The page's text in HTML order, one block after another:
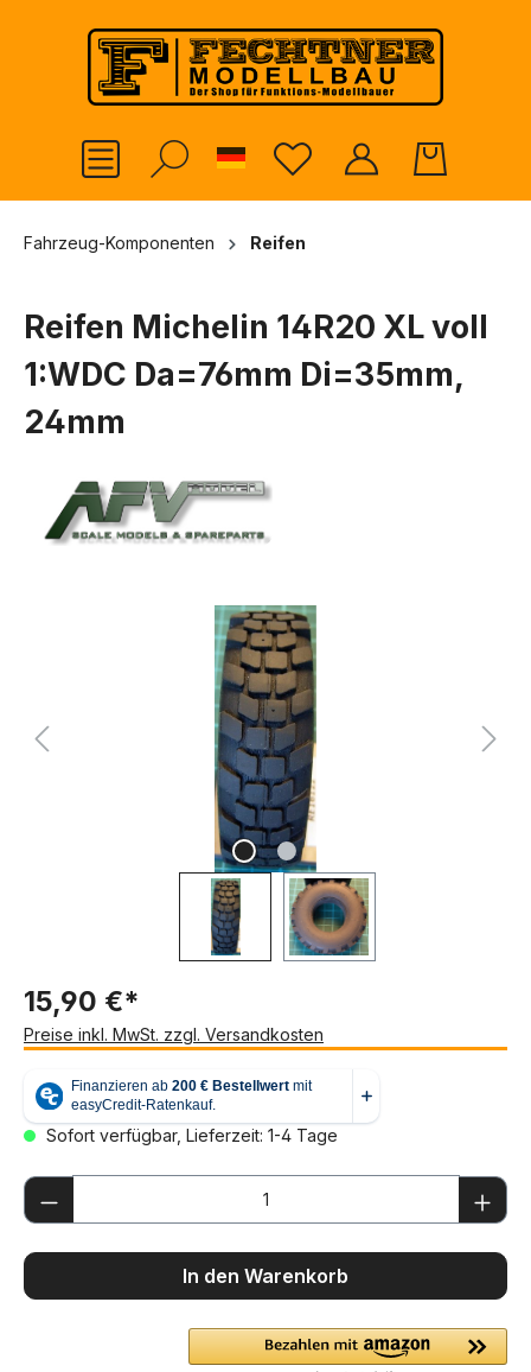
springen
German
Fahrzeug-Komponenten Reifen
Reifen Michelin 14R20 XL voll
1:WDC Da=76mm Di=35mm,
24mm
Bildergalerie überspringen
15,90 €*
Preise inkl. MwSt. zzgl. Versandkosten
Sofort verfügbar, Lieferzeit: 1-4 Tage
Produkt Anzahl: Gib den gewünschten
In den Warenkorb